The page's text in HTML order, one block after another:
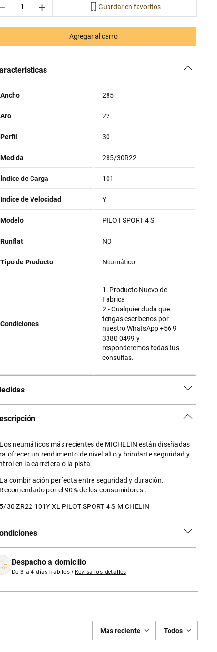
＋
Agregar al carro
Ancho 285
Aro 22
Perfil 30
Medida 285/30R22
Índice de Carga 101
Índice de Velocidad Y
Modelo PILOT SPORT 4 S
Runflat NO
Tipo de Producto Neumático
Condiciones
1. Producto Nuevo de
Fabrica
2.- Cualquier duda que
tengas escríbenos por
nuestro WhatsApp +56 9
3380 0499 y
responderemos todas tus
consultas.
neumáticos más recientes de MICHELIN están diseñadas
ofrecer un rendimiento de nivel alto y brindarte seguridad y
en la carretera o la pista.
combinación perfecta entre seguridad y duración.
por el 90% de los consumidores .
30 ZR22 101Y XL PILOT SPORT 4 S MICHELIN
Despacho a domicilio
De 3 a 4 días habiles | Revisa los detalles
Más reciente Todos